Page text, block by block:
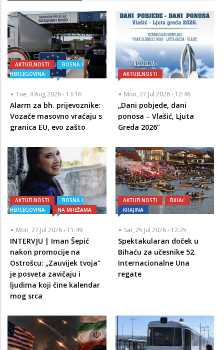
AKTUELNOSTI
BOSNA I
HERCEGOVINA
Tue, 4 Aug 2026 - 13:16
Alarm za bh. prijevoznike:
Vozače masovno vraćaju s
granica EU, evo zašto
AKTUELNOSTI
Mon, 27 Jul 2026 - 12:46
„Dani pobjede, dani
ponosa – Vlašić, Ljuta
Greda 2026“
AKTUELNOSTI
BOSNA I
HERCEGOVINA
NA MREŽAMA
Mon, 27 Jul 2026 - 11:49
INTERVJU | Iman Šepić
nakon promocije na
Ostrošcu: „Zauvijek tvoja“
je posveta zavičaju i
ljudima koji čine kalendar
mog srca
AKTUELNOSTI
BIHAĆ
KRAJINA
Sat, 25 Jul 2026 - 12:25
Spektakularan doček u
Bihaću za učesnike 52.
Internacionalne Una
regate